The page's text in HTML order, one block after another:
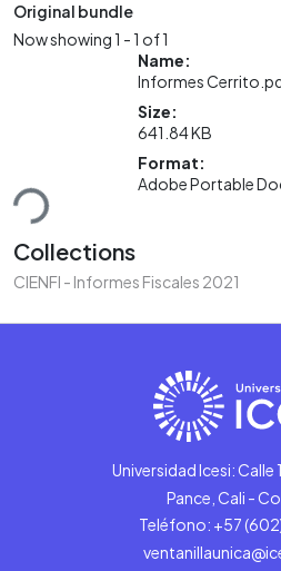
Original bundle
Now showing1 - 1 of 1
Name:
Informes
Size:
641.84 KB
Format:
Adobe Portable
Collections
CIENFI - Informes Fiscales 2021
Universidad Icesi: Calle
Pance, Cali -
Teléfono: +57